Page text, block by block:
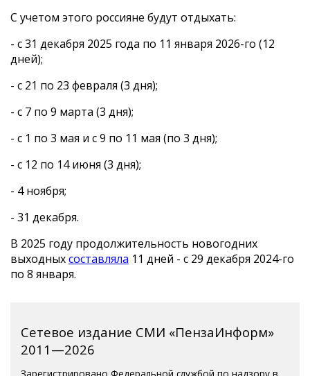
С учетом этого россияне будут отдыхать:
- с 31 декабря 2025 года по 11 января 2026-го (12
дней);
- с 21 по 23 февраля (3 дня);
- с 7 по 9 марта (3 дня);
- с 1 по 3 мая и с 9 по 11 мая (по 3 дня);
- с 12 по 14 июня (3 дня);
- 4 ноября;
- 31 декабря.
В 2025 году продолжительность новогодних
выходныхсоставляла 11 дней - с 29 декабря 2024-го
по 8 января.
Сетевое издание СМИ «ПензаИнформ»
2011—2026